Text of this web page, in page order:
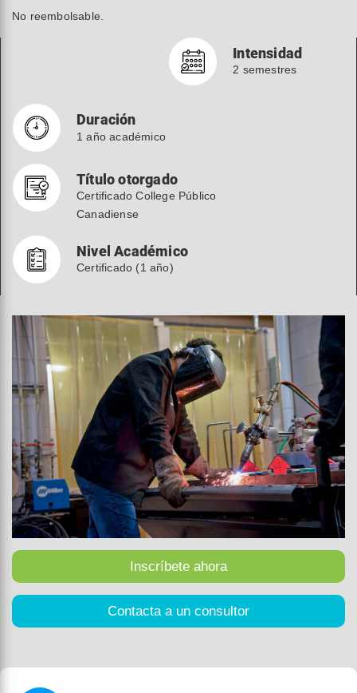
No reembolsable.
Duración
1 año académico
Intensidad
2 semestres
Título otorgado
Certificado College Público
Canadiense
Nivel Académico
Certificado (1 año)